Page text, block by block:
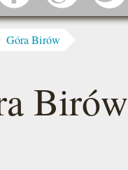
Góra Birów
Birów